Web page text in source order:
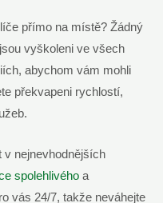
přímo na místě? Žádný
vyškoleni ve všech
abychom vám mohli
překvapeni rychlostí,
v nejnevhodnějších
spolehlivého a
vás 24/7, takže neváhejte